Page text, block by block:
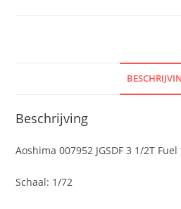
Beschrijving
Aoshima 007952 JGSDF 3 1/2T
Schaal: 1/72